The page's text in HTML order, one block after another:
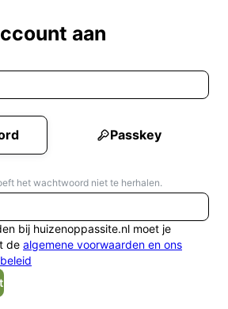
aan
Passkey
het wachtwoord niet te herhalen.
bij huizenoppassite.nl moet je
de algemene voorwaarden en ons